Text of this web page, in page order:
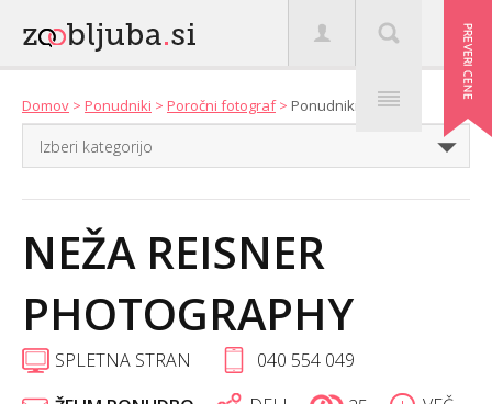
Domov > Ponudniki > Poročni fotograf> Ponudniki
NEŽA REISNER
PHOTOGRAPHY
SPLETNA STRAN
040 554 049